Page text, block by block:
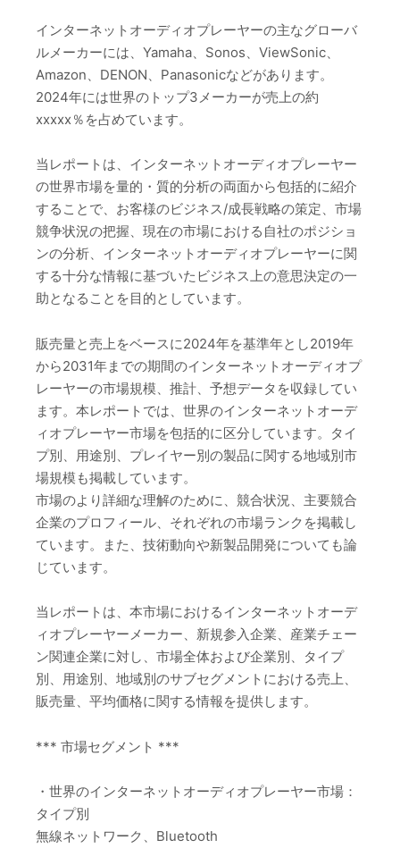
インターネットオーディオプレーヤーの主なグローバ
ルメーカーには、Yamaha、Sonos、ViewSonic、
Amazon、DENON、Panasonicなどがあります。
2024年には世界のトップ3メーカーが売上の約
xxxxx％を占めています。
当レポートは、インターネットオーディオプレーヤー
の世界市場を量的・質的分析の両面から包括的に紹介
することで、お客様のビジネス/成長戦略の策定、市場
競争状況の把握、現在の市場における自社のポジショ
ンの分析、インターネットオーディオプレーヤーに関
する十分な情報に基づいたビジネス上の意思決定の一
助となることを目的としています。
販売量と売上をベースに2024年を基準年とし2019年
から2031年までの期間のインターネットオーディオプ
レーヤーの市場規模、推計、予想データを収録してい
ます。本レポートでは、世界のインターネットオーデ
ィオプレーヤー市場を包括的に区分しています。タイ
プ別、用途別、プレイヤー別の製品に関する地域別市
場規模も掲載しています。
市場のより詳細な理解のために、競合状況、主要競合
企業のプロフィール、それぞれの市場ランクを掲載し
ています。また、技術動向や新製品開発についても論
じています。
当レポートは、本市場におけるインターネットオーデ
ィオプレーヤーメーカー、新規参入企業、産業チェー
ン関連企業に対し、市場全体および企業別、タイプ
別、用途別、地域別のサブセグメントにおける売上、
販売量、平均価格に関する情報を提供します。
*** 市場セグメント ***
・世界のインターネットオーディオプレーヤー市場：
タイプ別
無線ネットワーク、Bluetooth